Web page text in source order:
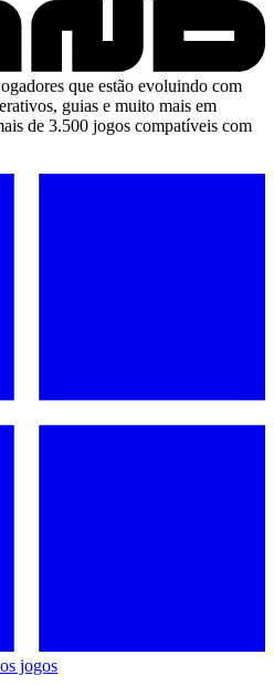
que estão evoluindo com
guias e muito mais em
de 3.500 jogos compatíveis com
jogos